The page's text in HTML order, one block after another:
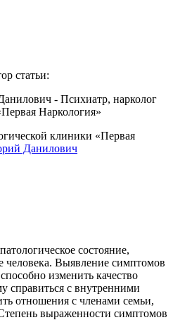
статьи:
клиники «Первая
Данилович
состояние,
человека. Выявление симптомов
изменить качество
справиться с внутренними
отношения с членами семьи,
выраженности симптомов